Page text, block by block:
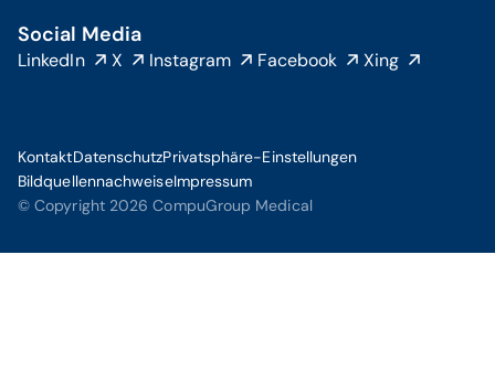
Social Media
LinkedIn X Instagram Facebook Xing
© Copyright 2026 CompuGroup Medical
KontaktDatenschutzPrivatsphäre-Einstellungen
BildquellennachweiseImpressum